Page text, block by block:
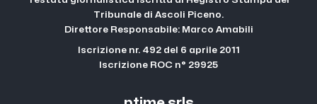
Tribunale di Ascoli Piceno.
Direttore Responsabile: Marco Amabili
Iscrizione nr. 492 del 6 aprile 2011
Iscrizione ROC n° 29925